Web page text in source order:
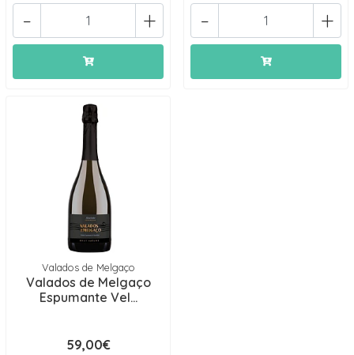
+
- +
-
Valados de Melgaço
Valados de Melgaço
Espumante Vel...
59,00€